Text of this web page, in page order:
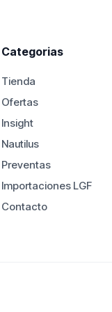
Categorias
Tienda
Ofertas
Insight
Nautilus
Preventas
Importaciones LGF
Contacto